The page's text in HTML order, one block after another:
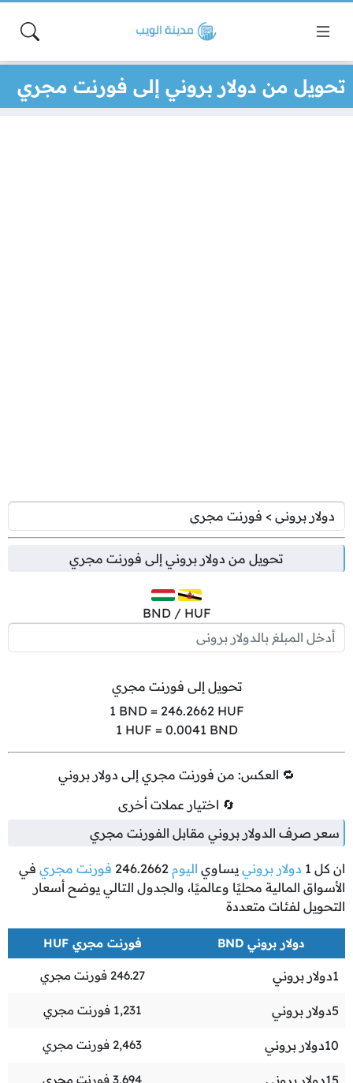
تحويل من دولار بروني إلى فورنت مجري
تحويل من دولار بروني إلى فورنت مجري
BND / HUF
تحويل إلى فورنت مجري
1 BND = 246.2662HUF
1 HUF = 0.0041 BND
🔁 العكس: من فورنت مجري إلى دولار بروني
🔄 اختيار عملات أخرى
سعر صرف الدولار بروني مقابل الفورنت مجري
ان كل 1 دولار بروني يساوي اليوم 246.2662 فورنت مجري في
الأسواق المالية محليًا وعالميًا، والجدول التالي يوضح أسعار
التحويل لفئات متعددة
دولار بروني BND فورنت مجري HUF
1دولار بروني 246.27 فورنت مجري
5دولار بروني 1,231 فورنت مجري
10دولار بروني 2,463 فورنت مجري
3,694 فورنت مجري